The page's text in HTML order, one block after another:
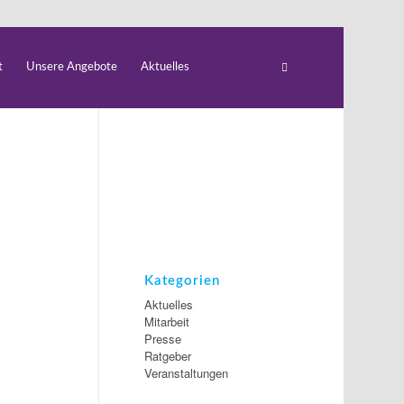
Unsere Angebote Aktuelles
Kategorien
Aktuelles
Mitarbeit
Presse
Ratgeber
Veranstaltungen